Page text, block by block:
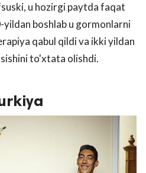
u hozirgi paytda faqat
boshlab u gormonlarni
qabul qildi va ikki yildan
to'xtata olishdi.